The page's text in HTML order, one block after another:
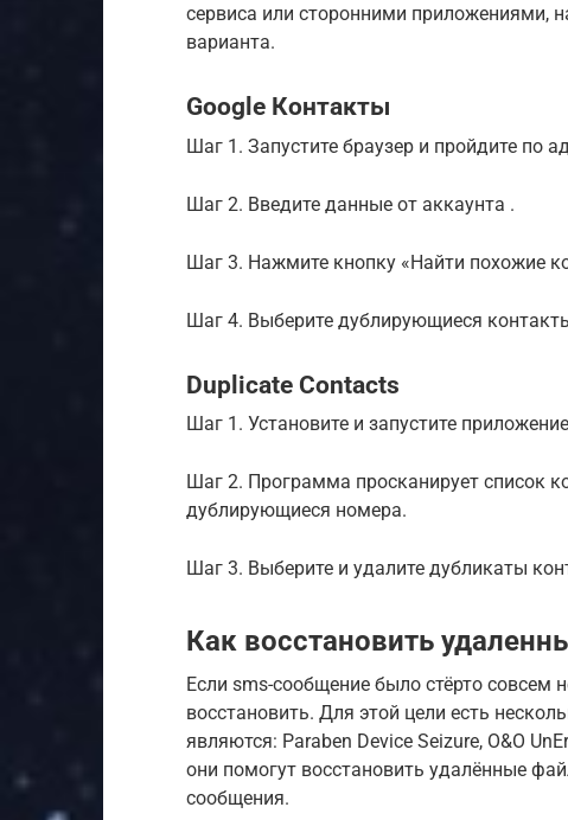
сервиса или сторонними приложениями,
варианта.
Google Контакты
Шаг 1. Запустите браузер и пройдите по
Шаг 2. Введите данные от аккаунта .
Шаг 3. Нажмите кнопку «Найти похожие
Шаг 4. Выберите дублирующиеся
Duplicate Contacts
Шаг 1. Установите и запустите
Шаг 2. Программа просканирует список
дублирующиеся номера.
Шаг 3. Выберите и удалите дубликаты
Как восстановить
Если sms-сообщение было стёрто совсем
восстановить. Для этой цели есть
являются: Paraben Device Seizure, O&O
они помогут восстановить удалённые
сообщения.